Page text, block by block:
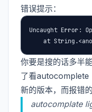
错误提示：
Uncaught Error:
at
你要是搜的话多半
了看autocomplete
新的版本，而报错
autocomplate